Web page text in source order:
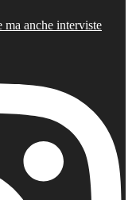
ma anche interviste